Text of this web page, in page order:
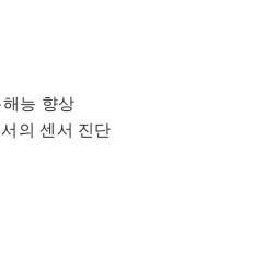
능 향상
의 센서 진단